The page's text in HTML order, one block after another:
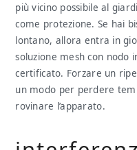
più vicino possibile al
come protezione. Se hai
lontano, allora entra in
soluzione mesh con nodo
certificato. Forzare un
un modo per perdere
rovinare l’apparato.